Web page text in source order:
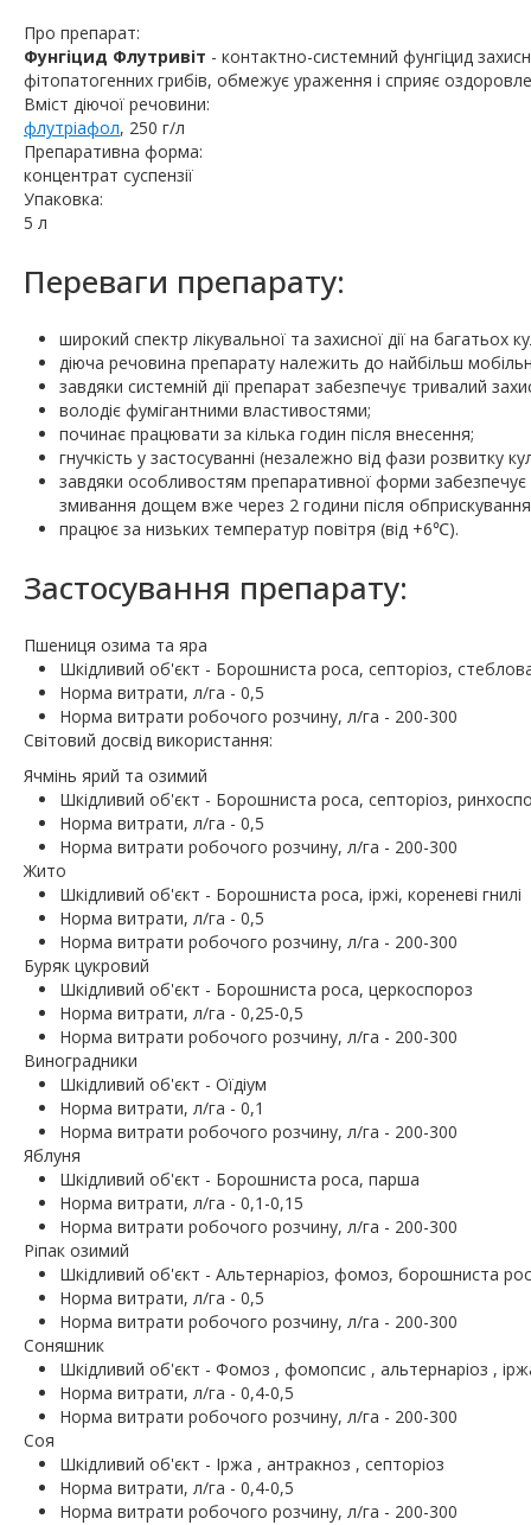
Про препарат:
Фунгіцид Флутривіт - контактно-системний фунгіцид
фітопатогенних грибів, обмежує ураження і сприяє
Вміст діючої речовини:
флутріафол, 250 г/л
Препаративна форма:
концентрат суспензії
Упаковка:
5 л
Переваги препарату:
широкий спектр лікувальної та захисної дії на багатьох
діюча речовина препарату належить до найбільш
завдяки системній дії препарат забезпечує тривалий
володіє фумігантними властивостями;
починає працювати за кілька годин після внесення;
гнучкість у застосуванні (незалежно від фази розвитку
завдяки особливостям препаративної форми
змивання дощем вже через 2 години після
працює за низьких температур повітря (від +6℃).
Застосування препарату:
Пшениця озима та яра
Шкiдливий об'єкт - Борошниста роса, септоріоз, стеблова
Норма витрати, л/га - 0,5
Норма витрати робочого розчину, л/га - 200-300
Свiтовий досвiд використання:
Ячмінь ярий та озимий
Шкiдливий об'єкт - Борошниста роса, септоріоз,
Норма витрати, л/га - 0,5
Норма витрати робочого розчину, л/га - 200-300
Жито
Шкiдливий об'єкт - Борошниста роса, іржі, кореневі гнилі
Норма витрати, л/га - 0,5
Норма витрати робочого розчину, л/га - 200-300
Буряк цукровий
Шкiдливий об'єкт - Борошниста роса, церкоспороз
Норма витрати, л/га - 0,25-0,5
Норма витрати робочого розчину, л/га - 200-300
Виноградники
Шкiдливий об'єкт - Оїдіум
Норма витрати, л/га - 0,1
Норма витрати робочого розчину, л/га - 200-300
Яблуня
Шкiдливий об'єкт - Борошниста роса, парша
Норма витрати, л/га - 0,1-0,15
Норма витрати робочого розчину, л/га - 200-300
Ріпак озимий
Шкiдливий об'єкт - Альтернаріоз, фомоз, борошниста
Норма витрати, л/га - 0,5
Норма витрати робочого розчину, л/га - 200-300
Соняшник
Шкiдливий об'єкт - Фомоз , фомопсис , альтернаріоз ,
Норма витрати, л/га - 0,4-0,5
Норма витрати робочого розчину, л/га - 200-300
Соя
Шкiдливий об'єкт - Іржа , антракноз , септоріоз
Норма витрати, л/га - 0,4-0,5
Норма витрати робочого розчину, л/га - 200-300